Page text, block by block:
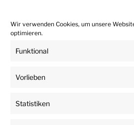
Wir verwenden Cookies, um unsere
optimieren.
Funktional
Vorlieben
Statistiken
NEWSLETTER ANMELDUNG
E-Mail*